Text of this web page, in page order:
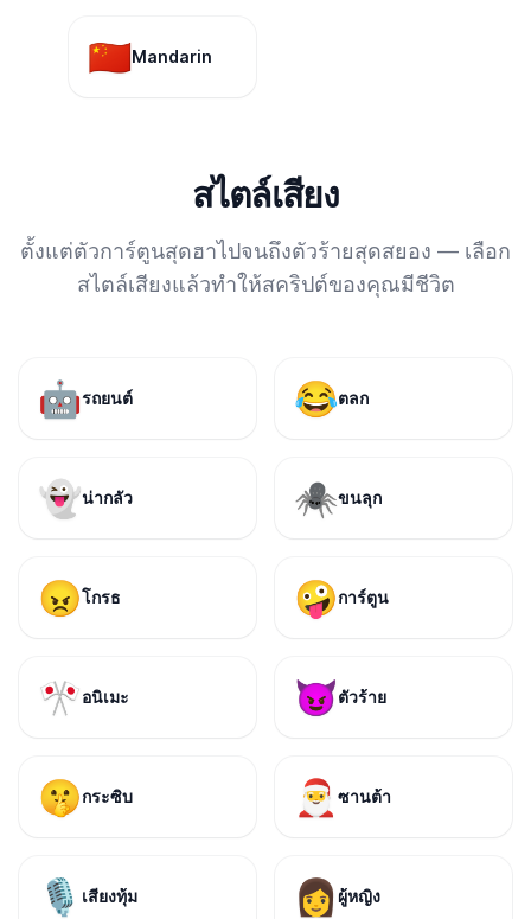
🇨🇳Mandarin
สไตล์เสียง
ตั้งแต่ตัวการ์ตูนสุดฮาไปจนถึงตัวร้ายสุดสยอง — เลือก
สไตล์เสียงแล้วทำให้สคริปต์ของคุณมีชีวิต
🤖รถยนต์ 😂ตลก
👻น่ากลัว 🕷️ขนลุก
😠โกรธ 🤪การ์ตูน
🎌อนิเมะ 😈ตัวร้าย
🤫กระซิบ 🎅 ซานต้า
🎙️ เสียงทุ้ม 👩 ผู้หญิง